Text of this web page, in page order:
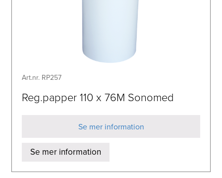
Art.nr. RP257
Reg.papper 110 x 76M Sonomed
Se mer information
Se mer information